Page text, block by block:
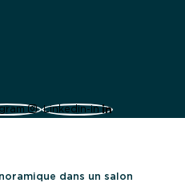
Linkedin-in
dans un salon